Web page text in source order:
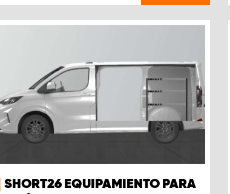
SHORT26 EQUIPAMIENTO PARA